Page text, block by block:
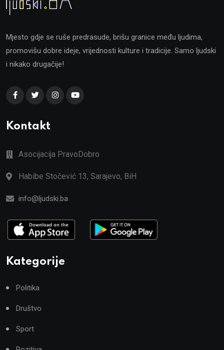
Mjesto gdje se ruše predrasude, brišu granice među ljudima,
promovišu dobre ideje, vrijednosti kulture i tradicije. Samo ljudski
i nikako drugačije!
Kontakt
Asocijacija PravoDobro
Habibe Stočević 13, Sarajevo, BiH
info@ljudski.ba
Kategorije
Politika
Društvo
Sport